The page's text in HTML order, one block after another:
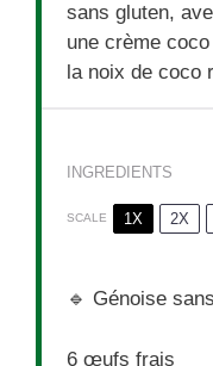
sans gluten,
une crème
la noix de coco
INGREDIENTS
SCALE 1X 2X
🔹 Génoise
6 œufs frais